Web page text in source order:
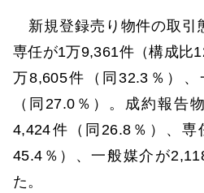
新規登録売り物件の取引
専任が1万9,361件（構成比
万8,605件（同32.3％）
（同27.0％）。成約報告
4,424件（同26.8％）、専
45.4％）、一般媒介が
た。